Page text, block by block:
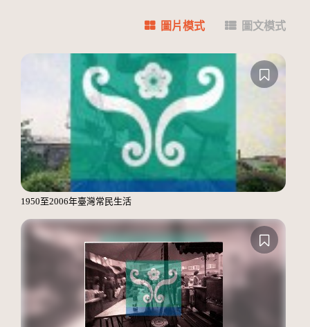
圖片模式 圖文模式
1950至2006年臺灣常民生活